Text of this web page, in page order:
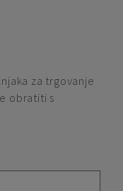
za trgovanje
obratiti s